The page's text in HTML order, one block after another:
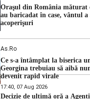
Oraşul din România măturat
au baricadat în case, vântul a
acoperişuri
As.ro
Ce s-a întâmplat la biserica
Georgina trebuiau să aibă
devenit rapid virale
17:40, 07 Aug 2026
Decizie de ultimă oră a